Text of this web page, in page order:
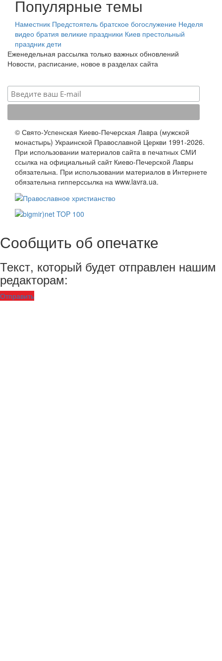
Популярные темы
Наместник Предстоятель братское богослужение Неделя
видео братия великие праздники Киев престольный
праздник дети
Еженедельная рассылка только важных обновлений
Новости, расписание, новое в разделах сайта
© Свято-Успенская Киево-Печерская Лавра (мужской
монастырь) Украинской Православной Церкви 1991-2026.
При использовании материалов сайта в печатных СМИ
ссылка на официальный сайт Киево-Печерской Лавры
обязательна. При использовании материалов в Интернете
обязательна гипперссылка на www.lavra.ua.
Сообщить об опечатке
Текст, который будет отправлен нашим
редакторам:
Отправить